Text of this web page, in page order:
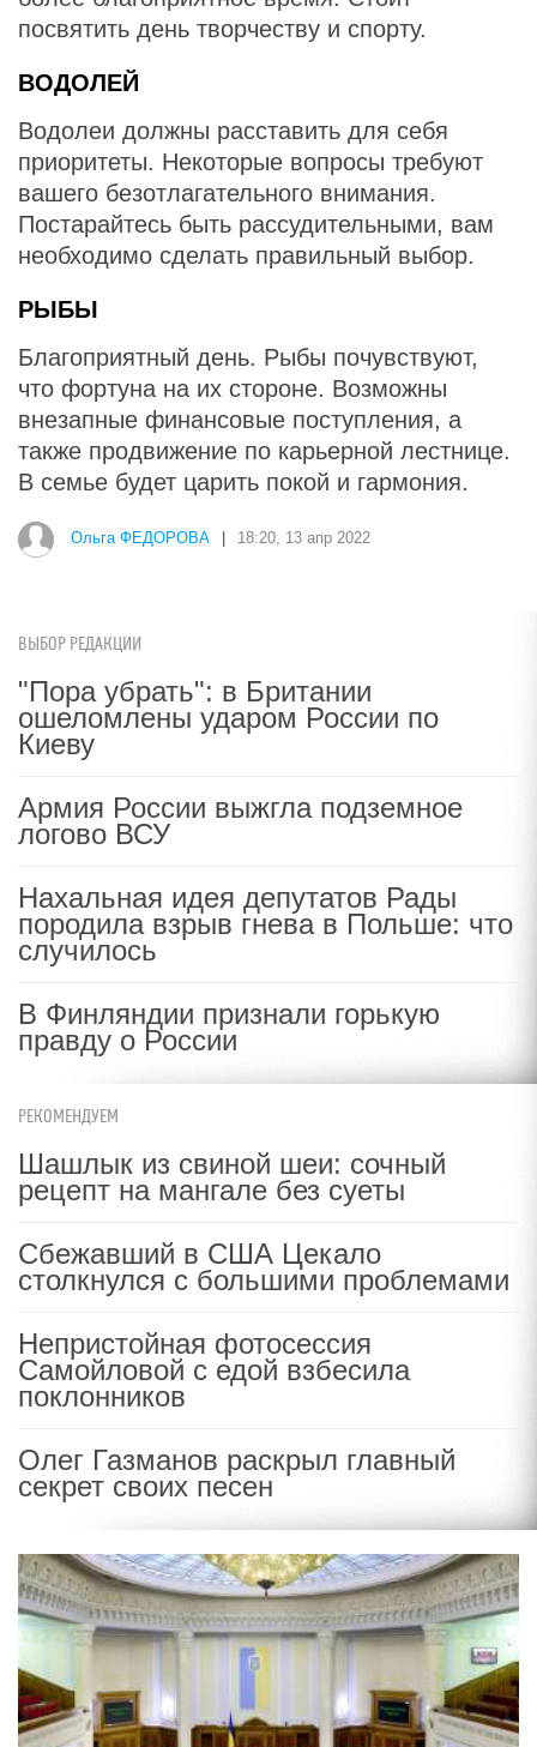
посвятить день творчеству и спорту.
ВОДОЛЕЙ
Водолеи должны расставить для себя
приоритеты. Некоторые вопросы требуют
вашего безотлагательного внимания.
Постарайтесь быть рассудительными, вам
необходимо сделать правильный выбор.
РЫБЫ
Благоприятный день. Рыбы почувствуют,
что фортуна на их стороне. Возможны
внезапные финансовые поступления, а
также продвижение по карьерной лестнице.
В семье будет царить покой и гармония.
Ольга ФЕДОРОВА 18:20, 13 апр 2022
ВЫБОР РЕДАКЦИИ
"Пора убрать": в Британии
ошеломлены ударом России по
Киеву
Армия России выжгла подземное
логово ВСУ
Нахальная идея депутатов Рады
породила взрыв гнева в Польше: что
случилось
В Финляндии признали горькую
правду о России
РЕКОМЕНДУЕМ
Шашлык из свиной шеи: сочный
рецепт на мангале без суеты
Сбежавший в США Цекало
столкнулся с большими проблемами
Непристойная фотосессия
Самойловой с едой взбесила
поклонников
Олег Газманов раскрыл главный
секрет своих песен